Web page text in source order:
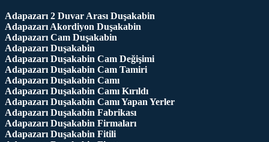
Adapazarı 2 Duvar Arası Duşakabin
Adapazarı Akordiyon Duşakabin
Adapazarı Cam Duşakabin
Adapazarı Duşakabin
Adapazarı Duşakabin Cam Değişimi
Adapazarı Duşakabin Cam Tamiri
Adapazarı Duşakabin Camı
Adapazarı Duşakabin Camı Kırıldı
Adapazarı Duşakabin Camı Yapan Yerler
Adapazarı Duşakabin Fabrikası
Adapazarı Duşakabin Firmaları
Adapazarı Duşakabin Fitili